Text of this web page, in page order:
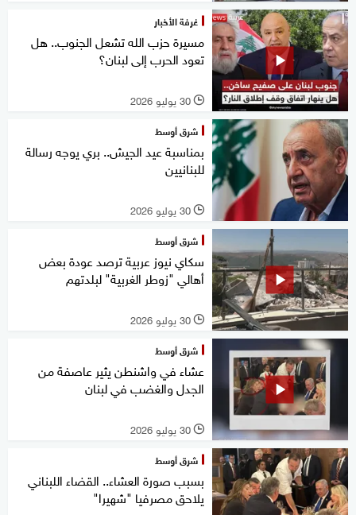
غرفة الأخبار
مسيرة حزب الله تشعل الجنوب.. هل
تعود الحرب إلى لبنان؟
l 30 يوليو 2026
شرق أوسط
بمناسبة عيد الجيش.. بري يوجه رسالة
للبنانيين
l 30 يوليو 2026
شرق أوسط
سكاي نيوز عربية ترصد عودة بعض
أهالي "زوطر الغربية" لبلدتهم
l 30 يوليو 2026
شرق أوسط
عشاء في واشنطن يثير عاصفة من
الجدل والغضب في لبنان
l 30 يوليو 2026
شرق أوسط
بسبب صورة العشاء.. القضاء اللبناني
يلاحق مصرفيا "شهيرا"